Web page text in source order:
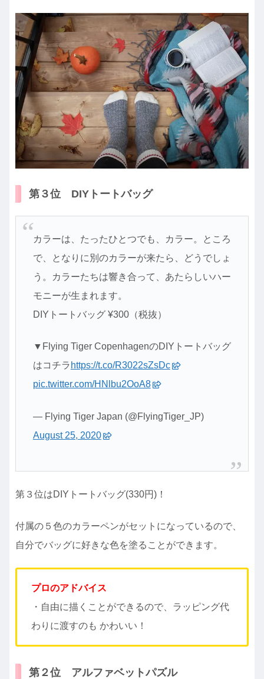
第３位 DIYトートバッグ
カラーは、たったひとつでも、カラー。ところ
で、となりに別のカラーが来たら、どうでしょ
う。カラーたちは響き合って、あたらしいハー
モニーが生まれます。
DIYトートバッグ ¥300（税抜）
▼Flying Tiger CopenhagenのDIYトートバッグ
はコチラ https://t.co/R3022sZsDc
pic.twitter.com/HNlbu2OoA8
— Flying Tiger Japan (@FlyingTiger_JP)
August 25, 2020
第３位はDIYトートバッグ(330円)！
付属の５色のカラーペンがセットになっているので、
自分でバッグに好きな色を塗ることができます。
プロのアドバイス
・自由に描くことができるので、ラッピング代
わりに渡すのも かわいい！
第２位 アルファベットパズル